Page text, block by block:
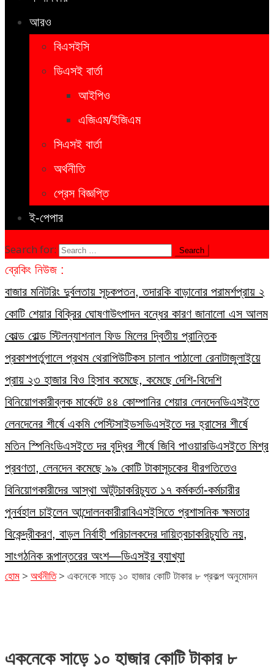
আরও
বিএসইসি
ডিএসই বার্তা
আইপিও
এজিএম/ইজিএম
সিএসই বার্তা
অর্থনীতি
প্রেস বিজ্ঞপ্তি
ই-পেপার
Search for:
ব্রেকিং নিউজ :
বাজার মনিটরিং দুর্বলতায় সূচকপতন, তদারকি বাড়ানোর পরামর্শপ্রায় ২
কোটি শেয়ার বিক্রির ঘোষণাউৎপাদন বন্ধের কারণ জানালো এস আলম
কোল্ড রোল্ড স্টিলন্যাশনাল ফিড মিলের দ্বিতীয় প্রান্তিক
প্রকাশপর্তুগালে প্রথম থেরাপিউটিকস চালান পাঠালো রেনাটাজুলাইয়ে
প্রায় ২৩ হাজার বিও হিসাব কমেছে, কমেছে দেশি-বিদেশি
বিনিয়োগকারীব্লক মার্কেটে ৪৪ কোম্পানির শেয়ার লেনদেনডিএসইতে
লেনদেনের শীর্ষে একমি পেস্টিসাইডসডিএসইতে দর হ্রাসের শীর্ষে
মতিন স্পিনিংডিএসইতে দর বৃদ্ধির শীর্ষে জিবি পাওয়ারডিএসইতে মিশ্র
প্রবণতা, লেনদেন কমেছে ৯৯ কোটি টাকাসূচকের ধীরগতিতেও
বিনিয়োগকারীদের আস্থা অটুটচাকরিচ্যুত ১৭ কর্মকর্তা-কর্মচারীর
পুনর্বহাল চাইলেন আন্দোলনকারীরাবিএসইসিতে প্রশাসনিক ক্ষমতার
বিকেন্দ্রীকরণ, বাড়ল নির্বাহী পরিচালকদের দায়িত্বচাকরিচ্যুতি নয়,
সাংগঠনিক রূপান্তরের অংশ—ডিএসইর ব্যাখ্যা
হোম > অর্থনীতি > একনেকে সাড়ে ১০ হাজার কোটি টাকার ৮ প্রকল্প অনুমোদন
একনেকে সাড়ে ১০ হাজার কোটি টাকার ৮